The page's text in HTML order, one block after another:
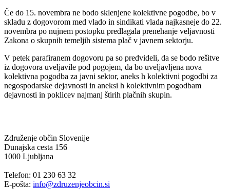
Če do 15. novembra ne bodo sklenjene kolektivne pogodbe, bo v
skladu z dogovorom med vlado in sindikati vlada najkasneje do 22.
novembra po nujnem postopku predlagala prenehanje veljavnosti
Zakona o skupnih temeljih sistema plač v javnem sektorju.
V petek parafiranem dogovoru pa so predvideli, da se bodo rešitve
iz dogovora uveljavile pod pogojem, da bo uveljavljena nova
kolektivna pogodba za javni sektor, aneks h kolektivni pogodbi za
negospodarske dejavnosti in aneksi h kolektivnim pogodbam
dejavnosti in poklicev najmanj štirih plačnih skupin.
Združenje občin Slovenije
Dunajska cesta 156
1000 Ljubljana
Telefon: 01 230 63 32
E-pošta: info@zdruzenjeobcin.si